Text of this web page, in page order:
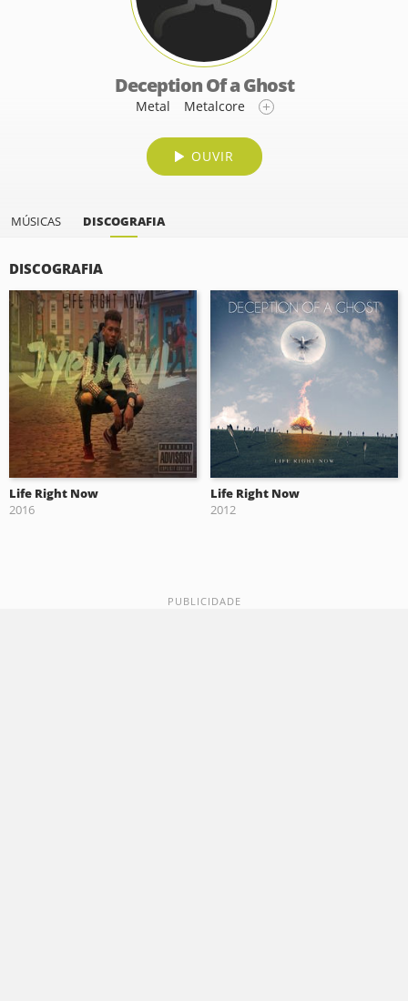
Deception Of a Ghost
Metal Metalcore
OUVIR
MÚSICAS DISCOGRAFIA
DISCOGRAFIA
Life Right Now
2016
Life Right Now
2012